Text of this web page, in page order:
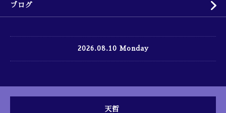
ブログ
2026.08.10 Monday
天哲